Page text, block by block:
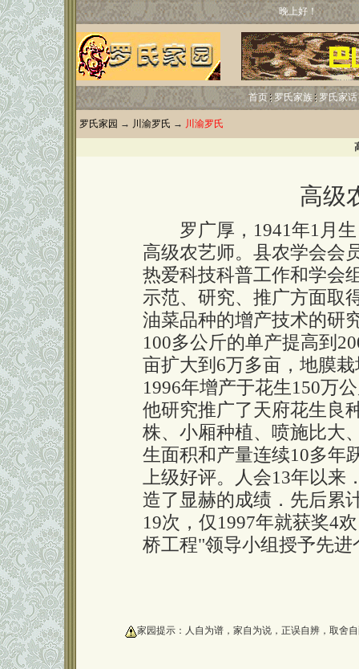
晚上好！
首页 罗氏家族 罗氏家话
罗氏家园 → 川渝罗氏 → 川渝罗氏
高级
罗广厚，1941年1月生
高级农艺师。县农学会会
热爱科技科普工作和学会
示范、研究、推广方面取
油菜品种的增产技术的研
100多公斤的单产提高到
亩扩大到6万多亩，地膜
1996年增产于花生150万
他研究推广了天府花生良
株、小厢种植、喷施比大
生面积和产量连续10多年
上级好评。人会13年以
造了显赫的成绩．先后累
19次，仅1997年就获奖4
桥工程"领导小组授予先进
家园提示：人自为谱，家自为说，正误自辨，取舍